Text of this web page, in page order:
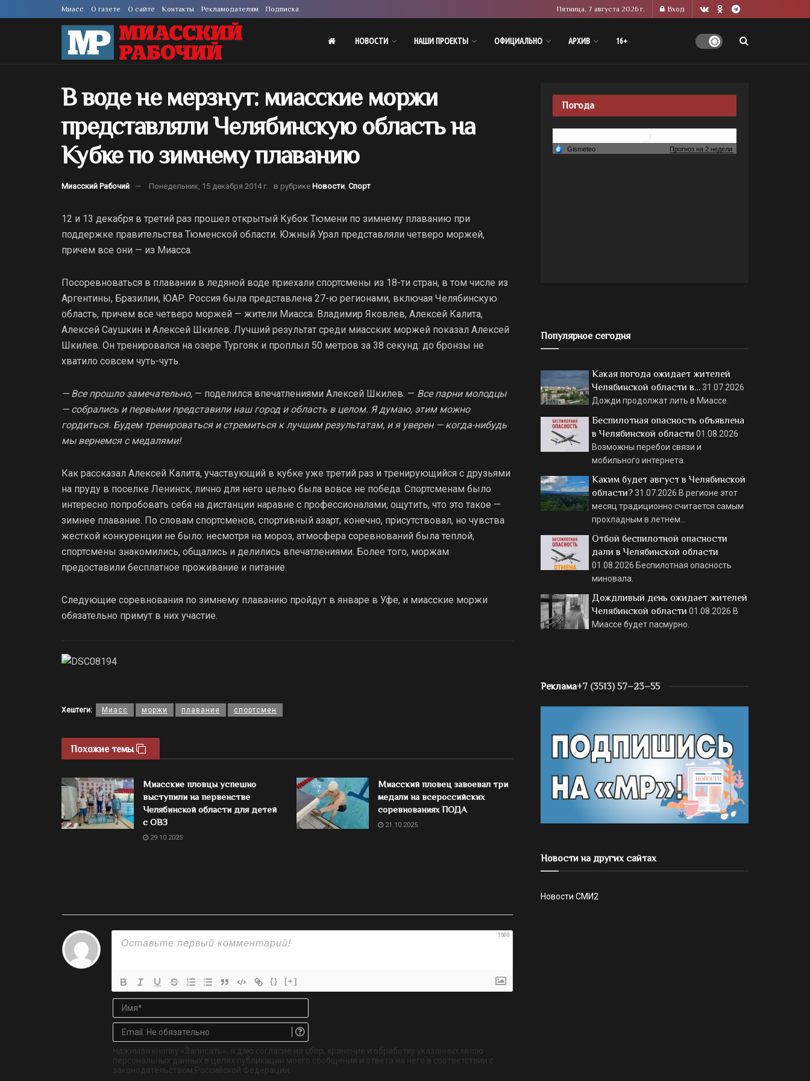
Миасс О газете О сайте Контакты Рекламодателям Подписка Пятница, 7 августа 2026 г. Вход
НОВОСТИ НАШИ ПРОЕКТЫ ОФИЦИАЛЬНО АРХИВ 16+
В воде не мерзнут: миасские моржи
представляли Челябинскую область на
Кубке по зимнему плаванию
Миасский Рабочий Понедельник, 15 декабря 2014 г. в рубрике Новости Спорт
12 и 13 декабря в третий раз прошел открытый Кубок Тюмени по зимнему плаванию при
поддержке правительства Тюменской области. Южный Урал представляли четверо моржей,
причем все они — из Миасса.
Посоревноваться в плавании в ледяной воде приехали спортсмены из 18-ти стран, в том числе из
Аргентины, Бразилии, ЮАР. Россия была представлена 27-ю регионами, включая Челябинскую
область, причем все четверо моржей — жители Миасса: Владимир Яковлев, Алексей Калита,
Алексей Саушкин и Алексей Шкилев. Лучший результат среди миасских моржей показал Алексей
Шкилев. Он тренировался на озере Тургояк и проплыл 50 метров за 38 секунд: до бронзы не
хватило совсем чуть-чуть.
— Все прошло замечательно, — поделился впечатлениями Алексей Шкилев. — Все парни молодцы
— собрались и первыми представили наш город и область в целом. Я думаю, этим можно
гордиться. Будем тренироваться и стремиться к лучшим результатам, и я уверен — когда-нибудь
мы вернемся с медалями!
Как рассказал Алексей Калита, участвующий в кубке уже третий раз и тренирующийся с друзьями
на пруду в поселке Ленинск, лично для него целью была вовсе не победа. Спортсменам было
интересно попробовать себя на дистанции наравне с профессионалами, ощутить, что это такое —
зимнее плавание. По словам спортсменов, спортивный азарт, конечно, присутствовал, но чувства
жесткой конкуренции не было: несмотря на мороз, атмосфера соревнований была теплой,
спортсмены знакомились, общались и делились впечатлениями. Более того, моржам
предоставили бесплатное проживание и питание.
Следующие соревнования по зимнему плаванию пройдут в январе в Уфе, и миасские моржи
обязательно примут в них участие.
Хештеги: Миасс моржи плавание спортсмен
Похожие темы
Миасские пловцы успешно
выступили на первенстве
Челябинской области для детей
с ОВЗ
29.10.2025
Миасский пловец завоевал три
медали на всероссийских
соревнованиях ПОДА
21.10.2025
1500
{} [+]
Имя*
Email.
обязательно
Нажимая кнопку «Записать», я даю согласие на сбор, хранение и обработку указанных мною
персональных данных в целях публикации моего сообщения и ответа на него в соответствии с
законодательством Российской Федерации.
Погода
Популярное сегодня
Какая погода ожидает жителей
Челябинской области в…31.07.2026
Дожди продолжат лить в Миассе.
Беспилотная опасность объявлена
в Челябинской области 01.08.2026
Возможны перебои связи и
мобильного интернета.
Каким будет август в Челябинской
области?31.07.2026 В регионе этот
месяц традиционно считается самым
прохладным в летнем…
Отбой беспилотной опасности
дали в Челябинской области
01.08.2026 Беспилотная опасность
миновала.
Дождливый день ожидает жителей
Челябинской области 01.08.2026 В
Миассе будет пасмурно.
Реклама+7 (3513) 57–23–55
Новости на других сайтах
Новости СМИ2